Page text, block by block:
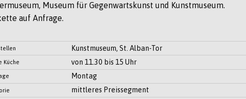
Museum für Gegenwartskunst und Kunstmuseum.
auf Anfrage.
Kunstmuseum, St. Alban-Tor
Küche von 11.30 bis 15 Uhr
Montag
mittleres Preissegment